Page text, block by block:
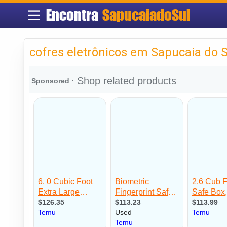
Encontra SapucaiadoSul
cofres eletrônicos em Sapucaia do